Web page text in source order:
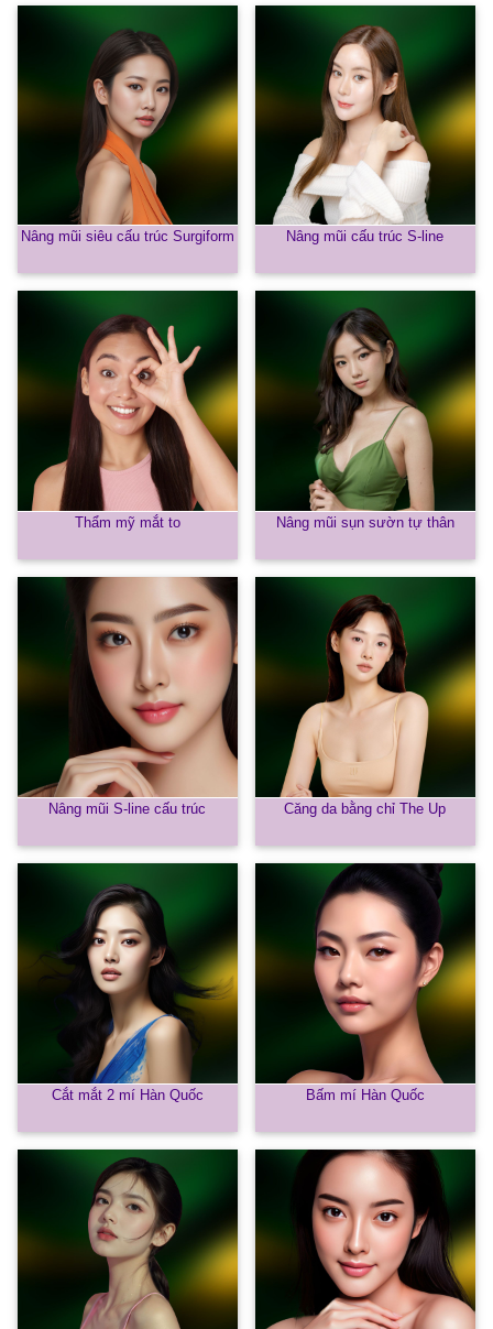
Nâng mũi siêu cấu trúc Surgiform Nâng mũi cấu trúc S-line
Thẩm mỹ mắt to Nâng mũi sụn sườn tự thân
Nâng mũi S-line cấu trúc Căng da bằng chỉ The Up
Cắt mắt 2 mí Hàn Quốc Bấm mí Hàn Quốc